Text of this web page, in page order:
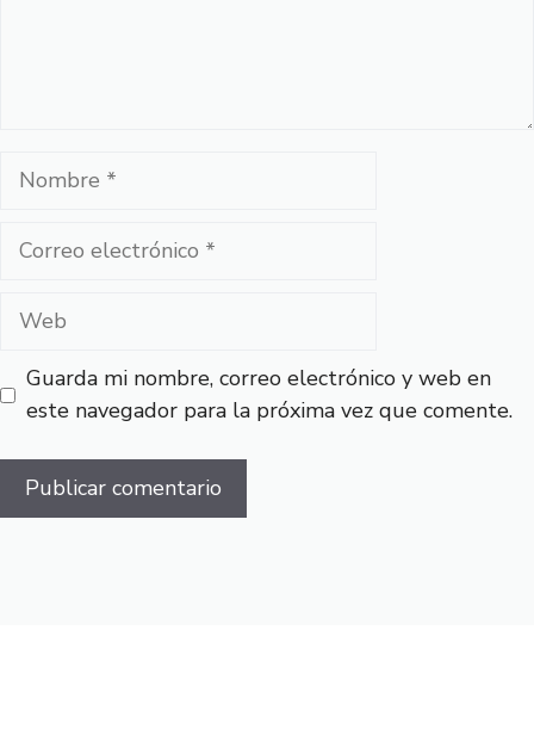
Nombre
Correo
Web
Guarda mi nombre, correo electrónico y web en
este navegador para la próxima vez que comente.